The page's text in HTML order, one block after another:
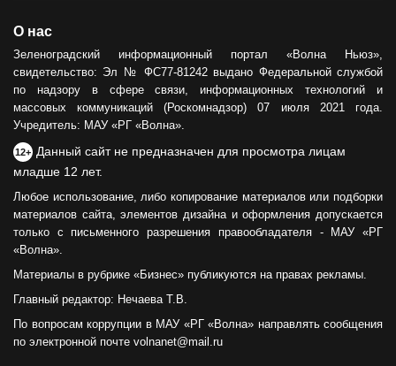
О нас
Зеленоградский информационный портал «Волна Ньюз»,
свидетельство: Эл № ФС77-81242 выдано Федеральной службой
по надзору в сфере связи, информационных технологий и
массовых коммуникаций (Роскомнадзор) 07 июля 2021 года.
Учредитель: МАУ «РГ «Волна».
12+ Данный сайт не предназначен для просмотра лицам
младше 12 лет.
Любое использование, либо копирование материалов или подборки
материалов сайта, элементов дизайна и оформления допускается
только с письменного разрешения правообладателя - МАУ «РГ
«Волна».
Материалы в рубрике «Бизнес» публикуются на правах рекламы.
Главный редактор: Нечаева Т.В.
По вопросам коррупции в МАУ «РГ «Волна» направлять сообщения
по электронной почте volnanet@mail.ru